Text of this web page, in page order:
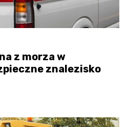
z morza w
znalezisko